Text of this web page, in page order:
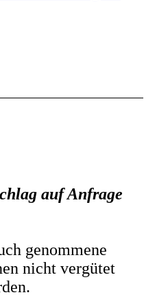
auf Anfrage
genommene
nicht vergütet